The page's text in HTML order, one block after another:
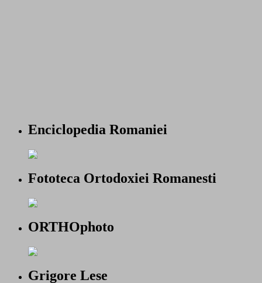
Enciclopedia Romaniei
Fototeca Ortodoxiei Romanesti
ORTHOphoto
Grigore Lese